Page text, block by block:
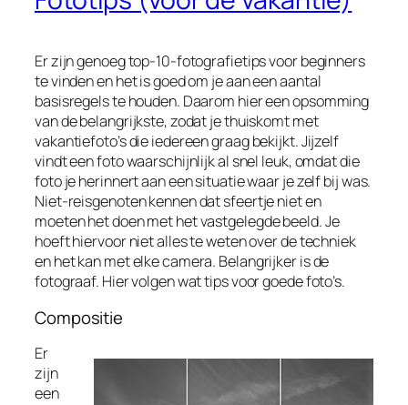
Er zijn genoeg top-10-fotografietips voor beginners
te vinden en het is goed om je aan een aantal
basisregels te houden. Daarom hier een opsomming
van de belangrijkste, zodat je thuiskomt met
vakantiefoto’s die iedereen graag bekijkt. Jijzelf
vindt een foto waarschijnlijk al snel leuk, omdat die
foto je herinnert aan een situatie waar je zelf bij was.
Niet-reisgenoten kennen dat sfeertje niet en
moeten het doen met het vastgelegde beeld. Je
hoeft hiervoor niet alles te weten over de techniek
en het kan met elke camera. Belangrijker is de
fotograaf. Hier volgen wat tips voor goede foto’s.
Compositie
Er
zijn
een